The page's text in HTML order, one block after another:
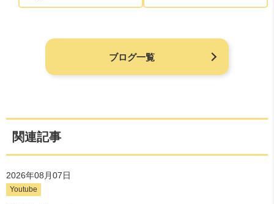
ブログ一覧
関連記事
2026年08月07日
Youtube